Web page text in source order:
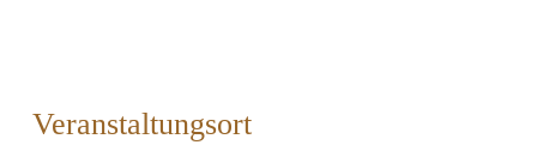
Veranstaltungsort